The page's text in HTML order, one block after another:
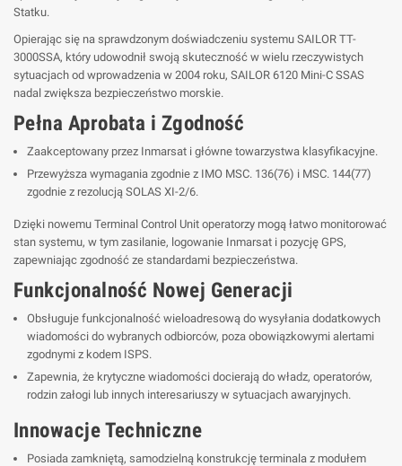
Statku.
Opierając się na sprawdzonym doświadczeniu systemu SAILOR TT-
3000SSA, który udowodnił swoją skuteczność w wielu rzeczywistych
sytuacjach od wprowadzenia w 2004 roku, SAILOR 6120 Mini-C SSAS
nadal zwiększa bezpieczeństwo morskie.
Pełna Aprobata i Zgodność
Zaakceptowany przez Inmarsat i główne towarzystwa klasyfikacyjne.
Przewyższa wymagania zgodnie z IMO MSC. 136(76) i MSC. 144(77)
zgodnie z rezolucją SOLAS XI-2/6.
Dzięki nowemu Terminal Control Unit operatorzy mogą łatwo monitorować
stan systemu, w tym zasilanie, logowanie Inmarsat i pozycję GPS,
zapewniając zgodność ze standardami bezpieczeństwa.
Funkcjonalność Nowej Generacji
Obsługuje funkcjonalność wieloadresową do wysyłania dodatkowych
wiadomości do wybranych odbiorców, poza obowiązkowymi alertami
zgodnymi z kodem ISPS.
Zapewnia, że krytyczne wiadomości docierają do władz, operatorów,
rodzin załogi lub innych interesariuszy w sytuacjach awaryjnych.
Innowacje Techniczne
Posiada zamkniętą, samodzielną konstrukcję terminala z modułem